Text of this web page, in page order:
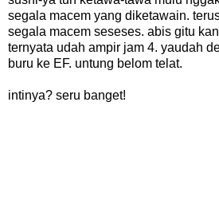
segala macem yang diketawain.
segala macem seseses. abis gitu
ternyata udah ampir jam 4. yaudah
buru ke EF. untung belom telat.
intinya? seru banget!